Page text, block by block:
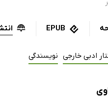
EPUB
ادبی خارجی نویسندگی